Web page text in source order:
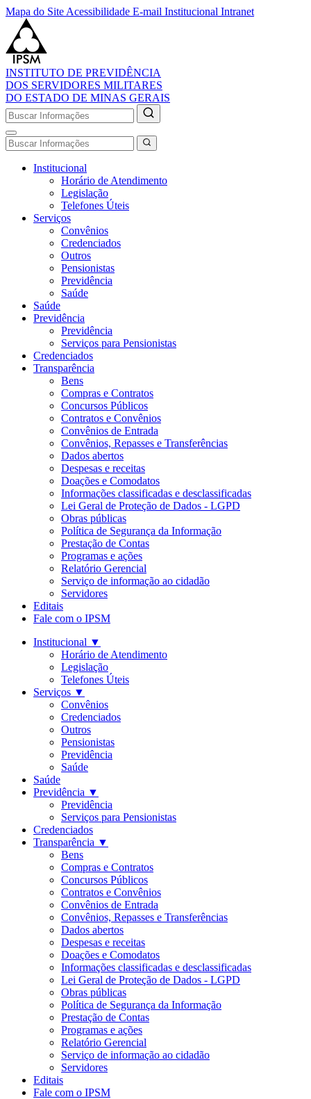
Mapa do Site Acessibilidade E-mail Institucional Intranet
INSTITUTO DE PREVIDÊNCIA
DOS SERVIDORES MILITARES
DO ESTADO DE MINAS GERAIS
Institucional
Horário de Atendimento
Legislação
Telefones Úteis
Serviços
Convênios
Credenciados
Outros
Pensionistas
Previdência
Saúde
Saúde
Previdência
Previdência
Serviços para Pensionistas
Credenciados
Transparência
Bens
Compras e Contratos
Concursos Públicos
Contratos e Convênios
Convênios de Entrada
Convênios, Repasses e Transferências
Dados abertos
Despesas e receitas
Doações e Comodatos
Informações classificadas e desclassificadas
Lei Geral de Proteção de Dados - LGPD
Obras públicas
Política de Segurança da Informação
Prestação de Contas
Programas e ações
Relatório Gerencial
Serviço de informação ao cidadão
Servidores
Editais
Fale com o IPSM
Institucional ▼
Horário de Atendimento
Legislação
Telefones Úteis
Serviços ▼
Convênios
Credenciados
Outros
Pensionistas
Previdência
Saúde
Saúde
Previdência ▼
Previdência
Serviços para Pensionistas
Credenciados
Transparência ▼
Bens
Compras e Contratos
Concursos Públicos
Contratos e Convênios
Convênios de Entrada
Convênios, Repasses e Transferências
Dados abertos
Despesas e receitas
Doações e Comodatos
Informações classificadas e desclassificadas
Lei Geral de Proteção de Dados - LGPD
Obras públicas
Política de Segurança da Informação
Prestação de Contas
Programas e ações
Relatório Gerencial
Serviço de informação ao cidadão
Servidores
Editais
Fale com o IPSM